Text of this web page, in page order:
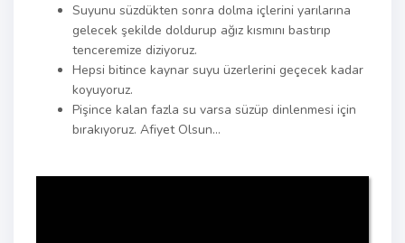
Suyunu süzdükten sonra dolma içlerini yarılarına
gelecek şekilde doldurup ağız kısmını bastırıp
tenceremize diziyoruz.
Hepsi bitince kaynar suyu üzerlerini geçecek kadar
koyuyoruz.
Pişince kalan fazla su varsa süzüp dinlenmesi için
bırakıyoruz. Afiyet Olsun…